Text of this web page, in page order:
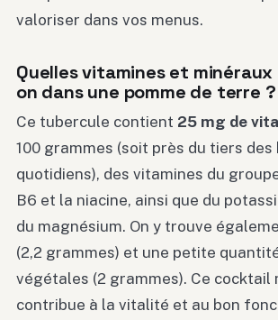
valoriser dans vos menus.
Quelles vitamines et
on dans une pomme de terre ?
Ce tubercule contient 25 mg de
100 grammes (soit près du tiers des
quotidiens), des vitamines du
B6 et la niacine, ainsi que du
du magnésium. On y trouve
(2,2 grammes) et une petite
végétales (2 grammes). Ce
contribue à la vitalité et au bon